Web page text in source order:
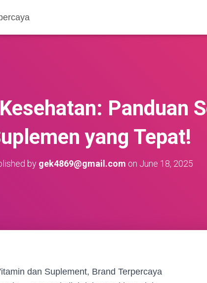
Panduan
yang Tepat!
by gek4869@gmail.com on June 18, 2025
dan Suplement, Brand Terpercaya